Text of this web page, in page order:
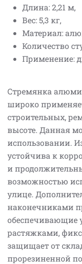
Длина: 2,21 м,
Вес: 5,3 кг,
Материал:
Количество
Применение:
Стремянка
широко
строительных,
высоте. Данная
использовании.
устойчива к
и
возможностью
улице.
наконечниками
обеспечивающие
растяжками,
защищает от
прорезиненной